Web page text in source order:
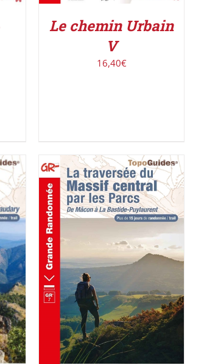
Le chemin Urbain
V
16,40€
AJOUTER AU PANIER